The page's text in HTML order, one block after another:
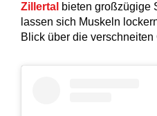
Zillertal bieten großzügige
lassen sich Muskeln
Blick über die